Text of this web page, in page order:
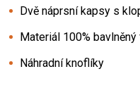
Dvě náprsní kapsy s
Materiál 100% bavlněný
Náhradní knoflíky